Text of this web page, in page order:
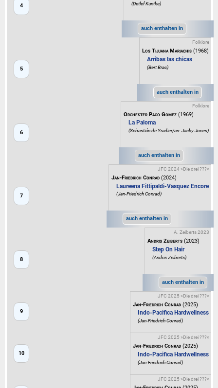
4 (Detlef Kuntke)
auch enthalten in
5
Folklore
Los Tijuana Mariachis (1968)
Arribas las chicas
(Bert Brac)
auch enthalten in
6
Folklore
Orchester Paco Gomez (1969)
La Paloma
(Sebastián de Yradier/arr. Jacky Jones)
auch enthalten in
7
JFC 2024 »Die drei ???«
Jan-Friedrich Conrad (2024)
Laureena Fittipaldi-Vasquez Encore
(Jan-Friedrich Conrad)
auch enthalten in
8
A. Zeiberts 2023
Andris Zeiberts (2023)
Step On Hair
(Andris Zeiberts)
auch enthalten in
9
JFC 2025 »Die drei ???«
Jan-Friedrich Conrad (2025)
Indo-Pacifica Hardwellness
(Jan-Friedrich Conrad)
10
JFC 2025 »Die drei ???«
Jan-Friedrich Conrad (2025)
Indo-Pacifica Hardwellness
(Jan-Friedrich Conrad)
JFC 2025 »Die drei ???«